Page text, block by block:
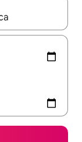
flèches vers le